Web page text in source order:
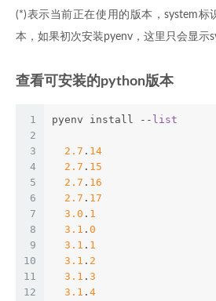
(*)表示当前正在使用的版本，system标
本，如果初次安装pyenv，这里只会显示
查看可安装的python版本
1
2
3
4
5
6
7
8
9
10
11
12
pyenv install -- list
2.7 . 14
2.7 . 15
2.7 . 16
2.7 . 17
3.0 . 1
3.1 . 0
3.1 . 1
3.1 . 2
3.1 . 3
3.1 . 4